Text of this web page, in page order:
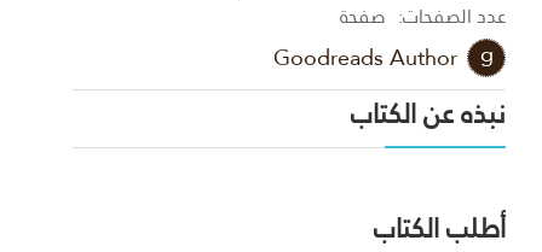
عدد الصفحات: صفحة
Goodreads Author
نبذه عن الكتاب
أطلب الكتاب